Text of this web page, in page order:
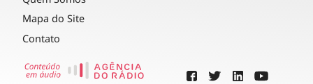
Mapa do Site
Contato